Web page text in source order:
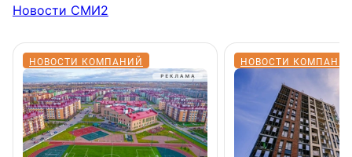
Новости СМИ2
НОВОСТИ КОМПАНИЙ НОВОСТИ